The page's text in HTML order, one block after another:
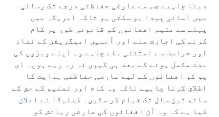
دینا چاہیے جس سے عارضی حفاظتی درجے تک رسائی
میں آسانی پیدا ہو سکتی ہو تاکہ امریکہ میں
پہلے سے مقیم افغانوں کو قانونی طور پر کام
کرنے کی اجازت ملے اور اُنہیں امیگریشن کے نفاذ
اور حراست سے استثنی ملے چاہے وہ اپنے ویزوں کی
مدت مکمل ہونے کے بعد ہی کیوں نہ رہ رہے ہوں۔ ای
یو کو افغانوں کے لیے عارضی حفاظتی ہدایت کا
اطلاق کرنا چاہیے تاکہ وہ کام اور تعلیم کے حق کے
ساتھ تین سال تک قیام کر سکیں۔ کینیڈا نے اعلان
کیا ہے کہ وہ اُن افغانوں کی عارضی رہائش کو